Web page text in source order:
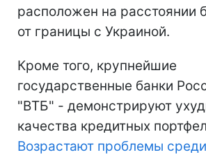
расположен на расстоянии
от границы с Украиной.
Кроме того, крупнейшие
государственные банки
"ВТБ" - демонстрируют
качества кредитных
Возрастают проблемы